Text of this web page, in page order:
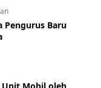
Pengurus Baru
Unit Mobil oleh